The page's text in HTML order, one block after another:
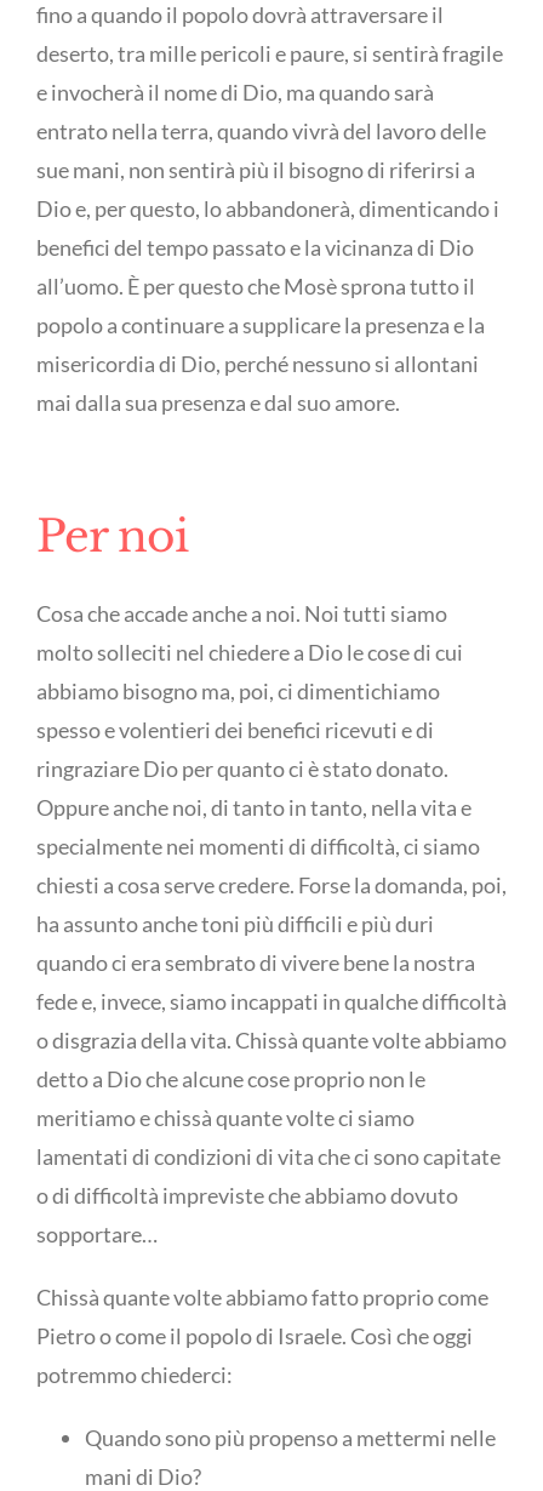
fino a quando il popolo dovrà attraversare il
deserto, tra mille pericoli e paure, si sentirà fragile
e invocherà il nome di Dio, ma quando sarà
entrato nella terra, quando vivrà del lavoro delle
sue mani, non sentirà più il bisogno di riferirsi a
Dio e, per questo, lo abbandonerà, dimenticando i
benefici del tempo passato e la vicinanza di Dio
all’uomo. È per questo che Mosè sprona tutto il
popolo a continuare a supplicare la presenza e la
misericordia di Dio, perché nessuno si allontani
mai dalla sua presenza e dal suo amore.
Per noi
Cosa che accade anche a noi. Noi tutti siamo
molto solleciti nel chiedere a Dio le cose di cui
abbiamo bisogno ma, poi, ci dimentichiamo
spesso e volentieri dei benefici ricevuti e di
ringraziare Dio per quanto ci è stato donato.
Oppure anche noi, di tanto in tanto, nella vita e
specialmente nei momenti di difficoltà, ci siamo
chiesti a cosa serve credere. Forse la domanda, poi,
ha assunto anche toni più difficili e più duri
quando ci era sembrato di vivere bene la nostra
fede e, invece, siamo incappati in qualche difficoltà
o disgrazia della vita. Chissà quante volte abbiamo
detto a Dio che alcune cose proprio non le
meritiamo e chissà quante volte ci siamo
lamentati di condizioni di vita che ci sono capitate
o di difficoltà impreviste che abbiamo dovuto
sopportare…
Chissà quante volte abbiamo fatto proprio come
Pietro o come il popolo di Israele. Così che oggi
potremmo chiederci:
Quando sono più propenso a mettermi nelle
mani di Dio?